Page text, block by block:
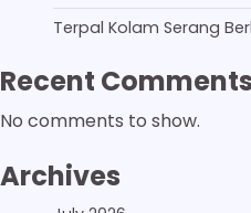
Terpal Kolam Serang
Recent Comments
No comments to show.
Archives